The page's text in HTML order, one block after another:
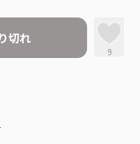
切れ
9